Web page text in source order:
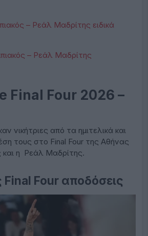
– Ρεάλ Μαδρίτης ειδικά
– Ρεάλ Μαδρίτης
Final Four 2026 –
νικήτριες από τα ημιτελικά και
τους στο Final Four της Αθήνας
και η Ρεάλ Μαδρίτης.
Four αποδόσεις